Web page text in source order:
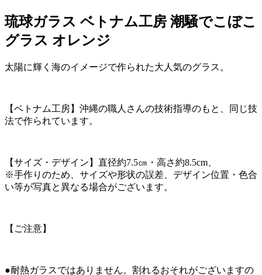
琉球ガラス ベトナム工房 潮騒でこぼこ
グラス オレンジ
太陽に輝く海のイメージで作られた大人気のグラス。
【ベトナム工房】沖縄の職人さんの技術指導のもと、同じ技
法で作られています。
【サイズ・デザイン】直径約7.5㎝・高さ約8.5cm、
※手作りのため、サイズや形状の誤差、デザイン位置・色合
い等が写真と異なる場合がございます。
【ご注意】
●耐熱ガラスではありません。割れるおそれがございますの